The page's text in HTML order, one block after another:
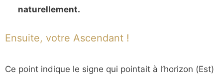
naturellement.
Ensuite, votre Ascendant !
Ce point indique le signe qui pointait à l’horizon (Est)